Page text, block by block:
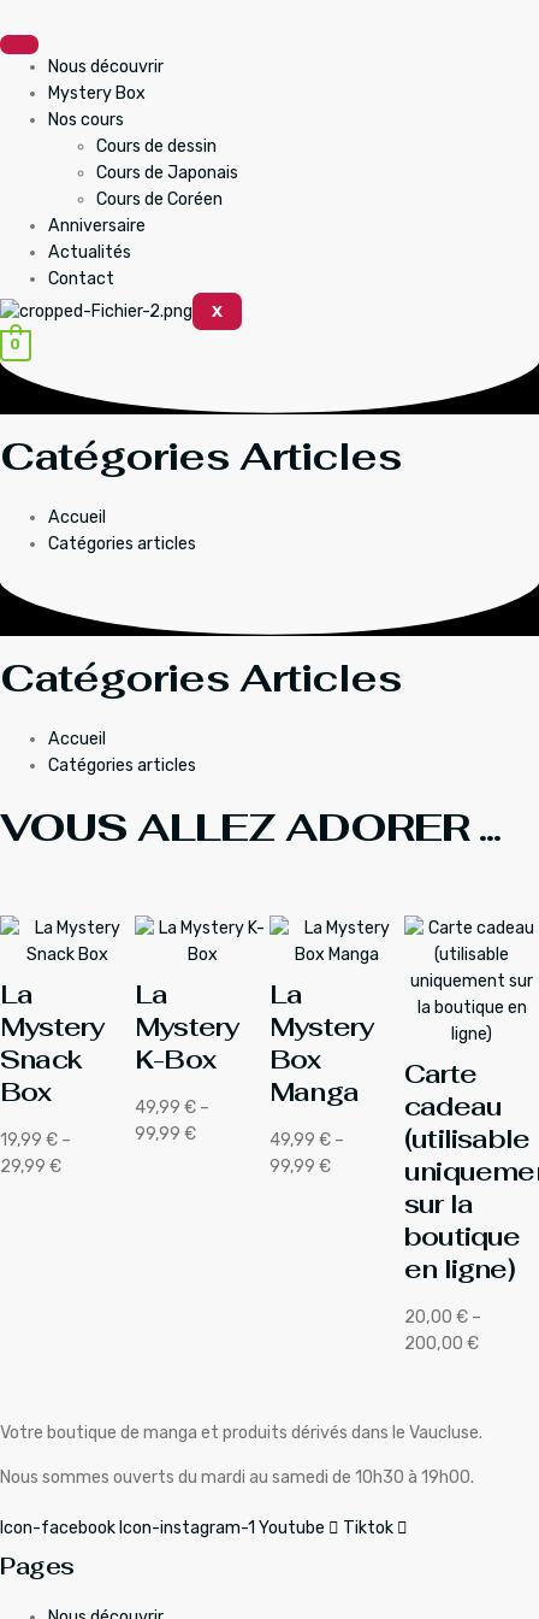
au
contenuNous découvrir
Mystery Box
Nos cours
Cours de dessin
Cours de Japonais
Cours de Coréen
Anniversaire
Actualités
Contact
X
0
Catégories Articles
Accueil
Catégories articles
Catégories Articles
Accueil
Catégories articles
VOUS ALLEZ ADORER ...
La
Mystery
Snack
Box
19,99 € –
29,99 €
Plage
La
Mystery
K-Box
49,99 € –
99,99 €
Plage
La
Mystery
Box
Manga
49,99 € –
99,99 €
Plage
Carte
cadeau
(utilisable
sur la
boutique
en ligne)
20,00 € –
200,00 €
Plage
20,00 €
200,00 €
Votre boutique de manga et produits dérivés dans le Vaucluse.
Nous sommes ouverts du mardi au samedi de 10h30 à 19h00.
Icon-facebook Icon-instagram-1 Youtube Tiktok
Pages